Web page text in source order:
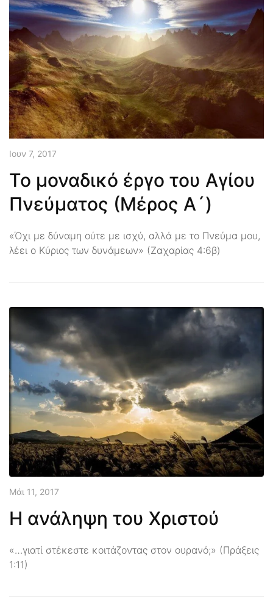
Ιουν 7, 2017
Το μοναδικό έργο του Αγίου
Πνεύματος (Μέρος Α´)
«Όχι με δύναμη ούτε με ισχύ, αλλά με το Πνεύμα μου,
λέει ο Κύριος των δυνάμεων» (Ζαχαρίας 4:6β)
Μάι 11, 2017
Η ανάληψη του Χριστού
«…γιατί στέκεστε κοιτάζοντας στον ουρανό;» (Πράξεις
1:11)